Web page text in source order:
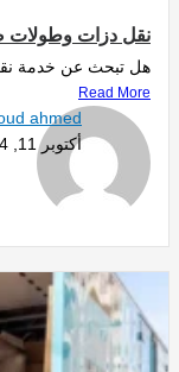
نقل دزات وطولات ضيافة 51511481 شركة نقل
هل تبحث عن خدمة نقل
Read More
ahmed
أكتوبر 11, 2024